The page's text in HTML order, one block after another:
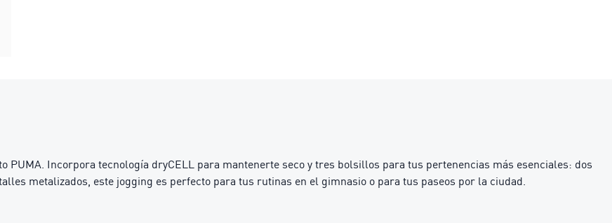
PUMA. Incorpora tecnología dryCELL para mantenerte seco y tres bolsillos para tus pertenencias más esenciales: dos
metalizados, este jogging es perfecto para tus rutinas en el gimnasio o para tus paseos por la ciudad.